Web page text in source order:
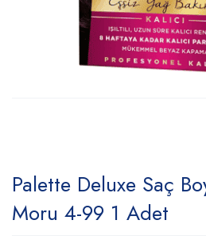
Palette Deluxe Saç
Moru 4-99 1 Adet